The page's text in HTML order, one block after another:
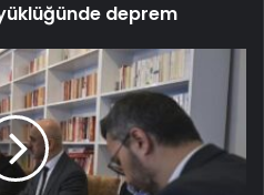
deprem